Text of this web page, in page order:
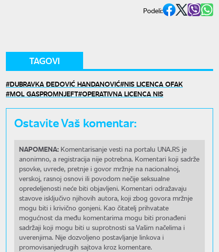
Podeli:
TAGOVI
DUBRAVKA ĐEDOVIĆ HANDANOVIĆ NIS LICENCA OFAK
MOL GASPROMNJEFT OPERATIVNA LICENCA NIS
Ostavite Vaš komentar:
NAPOMENA: Komentarisanje vesti na portalu UNA.RS je
anonimno, a registracija nije potrebna. Komentari koji sadrže
psovke, uvrede, pretnje i govor mržnje na nacionalnoj,
verskoj, rasnoj osnovi ili povodom nečije seksualne
opredeljenosti neće biti objavljeni. Komentari odražavaju
stavove isključivo njihovih autora, koji zbog govora mržnje
mogu biti i krivično gonjeni. Kao čitatelj prihvatate
mogućnost da među komentarima mogu biti pronađeni
sadržaji koji mogu biti u suprotnosti sa Vašim načelima i
uverenjima. Nije dozvoljeno postavljanje linkova i
promovisanjedrugih sajtova kroz komentare.